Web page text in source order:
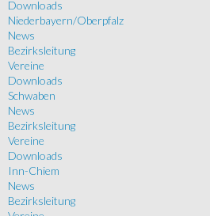
Downloads
Niederbayern/Oberpfalz
News
Bezirksleitung
Vereine
Downloads
Schwaben
News
Bezirksleitung
Vereine
Downloads
Inn-Chiem
News
Bezirksleitung